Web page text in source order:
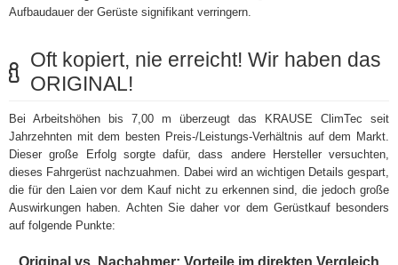
Aufbaudauer der Gerüste signifikant verringern.
Oft kopiert, nie erreicht! Wir haben das
ORIGINAL!
Bei Arbeitshöhen bis 7,00 m überzeugt das KRAUSE ClimTec seit
Jahrzehnten mit dem besten Preis-/Leistungs-Verhältnis auf dem Markt.
Dieser große Erfolg sorgte dafür, dass andere Hersteller versuchten,
dieses Fahrgerüst nachzuahmen. Dabei wird an wichtigen Details gespart,
die für den Laien vor dem Kauf nicht zu erkennen sind, die jedoch große
Auswirkungen haben. Achten Sie daher vor dem Gerüstkauf besonders
auf folgende Punkte: